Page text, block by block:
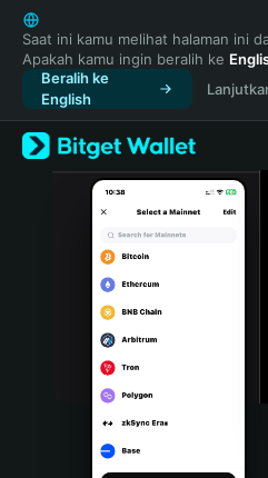
English
日本語
Tiếng Việt
Русский
Español (Latinoamérica)
Türkçe
Italiano
Português (Portugal)
Bahasa Indonesia
Português (Brasil)
Saat ini kamu melihat halaman ini
Apakah kamu ingin beralih ke
Beralih ke
English